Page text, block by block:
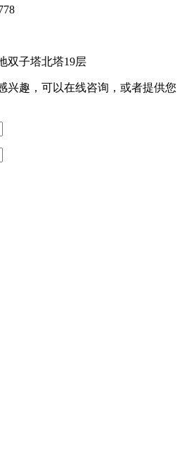
双子塔北塔19层
兴趣，可以在线咨询，或者提供您